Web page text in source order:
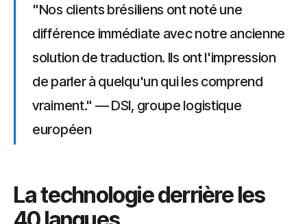
"Nos clients brésiliens ont noté une
différence immédiate avec notre ancienne
solution de traduction. Ils ont l'impression
de parler à quelqu'un qui les comprend
vraiment." — DSI, groupe logistique
européen
La technologie derrière les